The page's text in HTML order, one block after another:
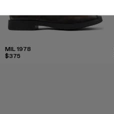
MIL 1978
$375